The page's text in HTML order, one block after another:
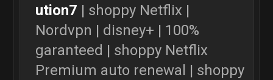
ution7 | shoppy Netflix |
Nordvpn | disney+ | 100%
garanteed | shoppy Netflix
Premium auto renewal | shoppy